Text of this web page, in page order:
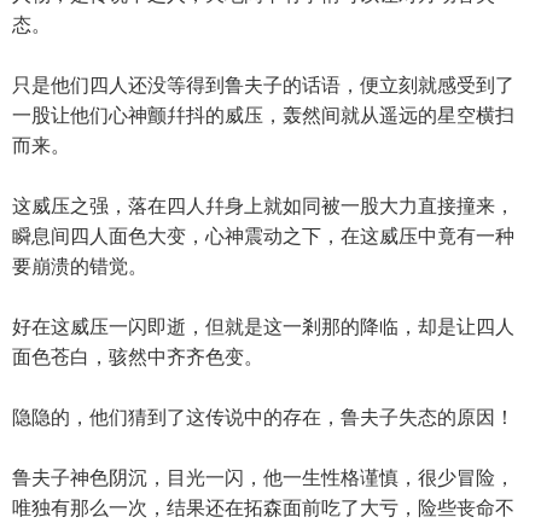
态。
只是他们四人还没等得到鲁夫子的话语，便立刻就感受到了
一股让他们心神颤幷抖的威压，轰然间就从遥远的星空横扫
而来。
这威压之强，落在四人幷身上就如同被一股大力直接撞来，
瞬息间四人面色大变，心神震动之下，在这威压中竟有一种
要崩溃的错觉。
好在这威压一闪即逝，但就是这一剎那的降临，却是让四人
面色苍白，骇然中齐齐色变。
隐隐的，他们猜到了这传说中的存在，鲁夫子失态的原因！
鲁夫子神色阴沉，目光一闪，他一生性格谨慎，很少冒险，
唯独有那么一次，结果还在拓森面前吃了大亏，险些丧命不